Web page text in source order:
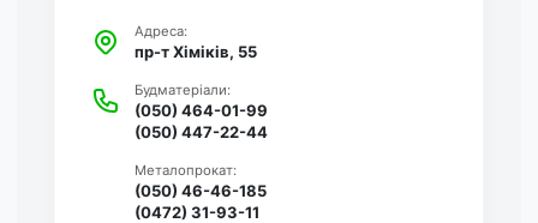
Адреса:
пр-т Хіміків, 55
Будматеріали:
(050) 464-01-99
(050) 447-22-44
Металопрокат:
(050) 46-46-185
(0472) 31-93-11